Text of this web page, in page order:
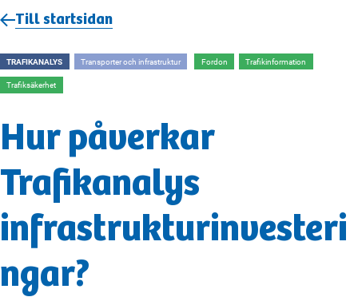
Till startsidan
TRAFIKANALYS Transporter och infrastruktur Fordon Trafikinformation
Trafiksäkerhet
Hur påverkar
Trafikanalys
infrastrukturinvesteri
ngar?